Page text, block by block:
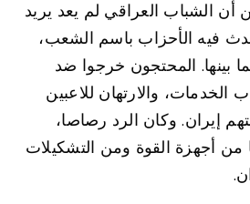
الشباب العراقي لم يعد يريد
فيه الأحزاب باسم الشعب،
بينها. المحتجون خرجوا ضد
الخدمات، والارتهان للاعبين
إيران. وكان الرد رصاصا،
من أجهزة القوة ومن التشكيلات